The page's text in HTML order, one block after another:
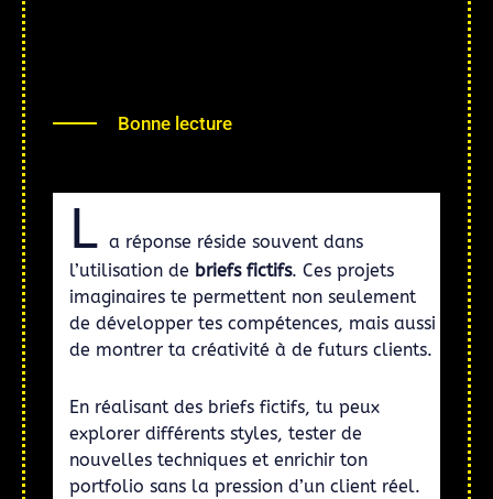
Bonne lecture
L a réponse réside souvent dans
l’utilisation de briefs fictifs. Ces projets
imaginaires te permettent non seulement
de développer tes compétences, mais aussi
de montrer ta créativité à de futurs clients.
En réalisant des briefs fictifs, tu peux
explorer différents styles, tester de
nouvelles techniques et enrichir ton
portfolio sans la pression d’un client réel.